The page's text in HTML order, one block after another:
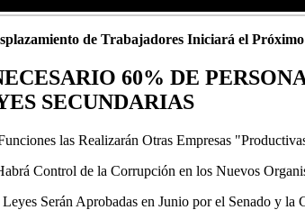
de Trabajadores Iniciará el
60% DE
SECUNDARIAS
las Realizarán Otras Empresas
Control de la Corrupción en los Nuevos
Leyes Serán Aprobadas en Junio por el Senado y la